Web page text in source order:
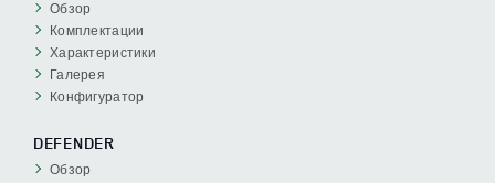
Обзор
Комплектации
Характеристики
Галерея
Конфигуратор
DEFENDER
Обзор